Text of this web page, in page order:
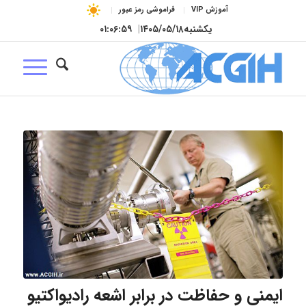
آموزش VIP فراموشی رمز عبور
یکشنبه۱۴۰۵/۰۵/۱۸| ۰۱:۰۷:۰۰
ایمنی و حفاظت در برابر اشعه رادیواکتیو